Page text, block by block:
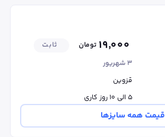
۱۹٬۰۰۰ تومان
ثابت
۳ شهریور
قزوین
۵ الی ۱۰ روز کاری
قیمت همه سایزها